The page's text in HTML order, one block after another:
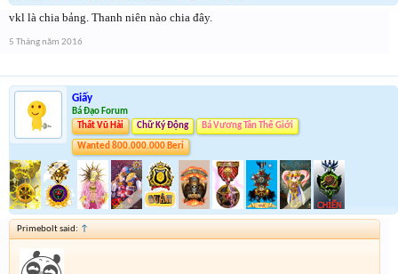
vkl là chia bảng. Thanh niên nào chia đây.
5 Tháng năm 2016
Giấy
Bá Đạo Forum
Thất Vũ Hải
Chữ Ký Động Bá Vương Tân Thế Giới
Wanted 800.000.000 Beri
Primebolt said: ↑